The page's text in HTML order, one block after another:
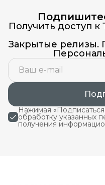
Получить доступ к
Закрытые релизы.
Нажимая
обработку указанных
получения